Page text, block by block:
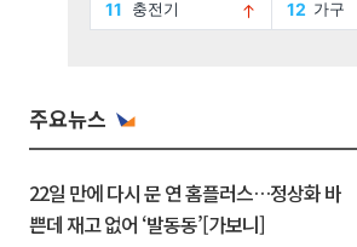
주요뉴스
22일 만에 다시 문 연 홈플러스…정상화 바
쁜데 재고 없어 ‘발동동’[가보니]